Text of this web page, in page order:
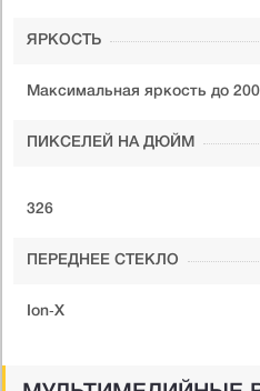
ЯРКОСТЬ
Максимальная яркость до
ПИКСЕЛЕЙ НА ДЮЙМ
326
ПЕРЕДНЕЕ СТЕКЛО
Ion‑X